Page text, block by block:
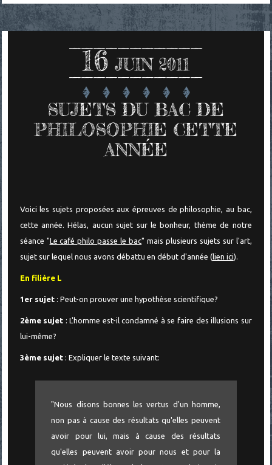
16 JUIN 2011
SUJETS DU BAC DE
PHILOSOPHIE CETTE
ANNÉE
Voici les sujets proposées aux épreuves de philosophie, au bac,
cette année. Hélas, aucun sujet sur le bonheur, thème de notre
séance "Le café philo passe le bac" mais plusieurs sujets sur l'art,
sujet sur lequel nous avons débattu en début d'année (lien ici).
En filière L
1er sujet: Peut-on prouver une hypothèse scientifique?
2ème sujet : L'homme est-il condamné à se faire des illusions sur
lui-même?
3ème sujet: Expliquer le texte suivant:
"Nous disons bonnes les vertus d'un homme,
non pas à cause des résultats qu'elles peuvent
avoir pour lui, mais à cause des résultats
qu'elles peuvent avoir pour nous et pour la